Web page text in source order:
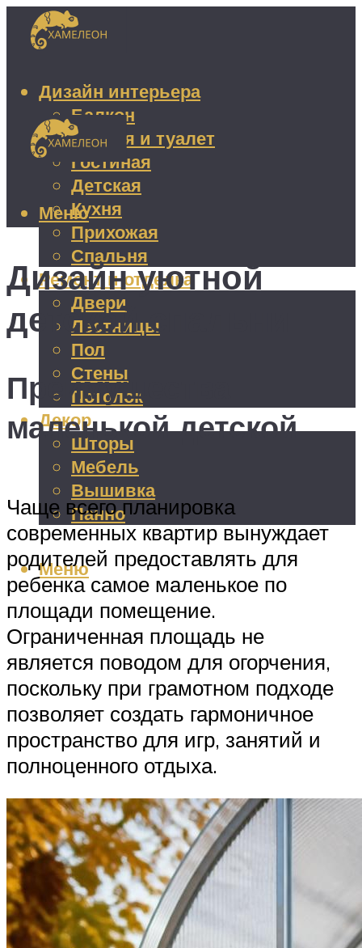
Дизайн интерьера
Балкон
Ванная и туалет
Гостиная
Детская
Кухня
Прихожая
Спальня
Ремонт и отделка
Двери
Лестницы
Пол
Стены
Потолок
Декор
Шторы
Мебель
Вышивка
Панно
Меню
Меню
Дизайн уютной
детской спальни
Преимущества
маленькой детской
Чаще всего планировка
современных квартир вынуждает
родителей предоставлять для
ребенка самое маленькое по
площади помещение.
Ограниченная площадь не
является поводом для огорчения,
поскольку при грамотном подходе
позволяет создать гармоничное
пространство для игр, занятий и
полноценного отдыха.